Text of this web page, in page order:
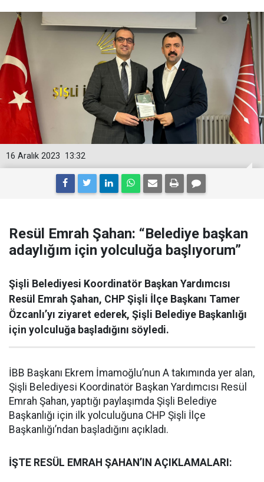
13:32
16 Aralık 2023
Resül Emrah Şahan: “Belediye başkan
adaylığım için yolculuğa başlıyorum”
Şişli Belediyesi Koordinatör Başkan Yardımcısı
Resül Emrah Şahan, CHP Şişli İlçe Başkanı Tamer
Özcanlı’yı ziyaret ederek, Şişli Belediye Başkanlığı
için yolculuğa başladığını söyledi.
İBB Başkanı Ekrem İmamoğlu’nun A takımında yer alan,
Şişli Belediyesi Koordinatör Başkan Yardımcısı Resül
Emrah Şahan, yaptığı paylaşımda Şişli Belediye
Başkanlığı için ilk yolculuğuna CHP Şişli İlçe
Başkanlığı’ndan başladığını açıkladı.
İŞTE RESÜL EMRAH ŞAHAN’IN AÇIKLAMALARI: